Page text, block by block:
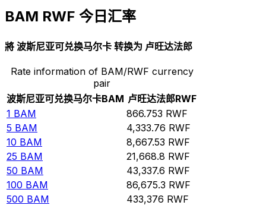
BAM RWF 今日汇率
將 波斯尼亚可兑换马尔卡 转换为 卢旺达法郎
Rate information of BAM/RWF currency
pair
波斯尼亚可兑换马尔卡BAM 卢旺达法郎RWF
1 BAM 866.753 RWF
5 BAM 4,333.76 RWF
10 BAM 8,667.53 RWF
25 BAM 21,668.8 RWF
50 BAM 43,337.6 RWF
100 BAM 86,675.3 RWF
500 BAM 433,376 RWF